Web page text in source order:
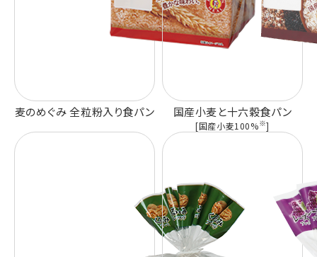
麦のめぐみ 全粒粉入り食パン 国産小麦と十六穀食パン
[国産小麦100%※]